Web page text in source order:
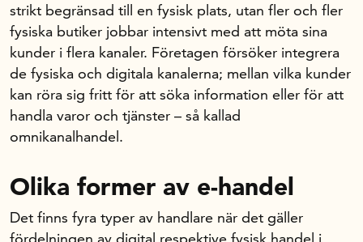
Handelsfakta.se
In English
strikt begränsad till en fysisk plats, utan fler och fler
fysiska butiker jobbar intensivt med att möta sina
kunder i flera kanaler. Företagen försöker integrera
de fysiska och digitala kanalerna; mellan vilka kunder
kan röra sig fritt för att söka information eller för att
handla varor och tjänster – så kallad
omnikanalhandel.
Olika former av e-handel
Det finns fyra typer av handlare när det gäller